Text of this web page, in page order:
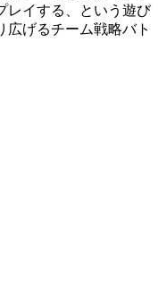
レイする、という遊び
広げるチーム戦略バト